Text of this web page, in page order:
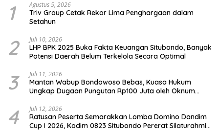
1 Agustus 5, 2026
Triv Group Cetak Rekor Lima Penghargaan dalam
Setahun
2 Juli 10, 2026
LHP BPK 2025 Buka Fakta Keuangan Situbondo, Banyak
Potensi Daerah Belum Terkelola Secara Optimal
3 Juli 11, 2026
Mantan Wabup Bondowoso Bebas, Kuasa Hukum
Ungkap Dugaan Pungutan Rp100 Juta oleh Oknum
4 Juli 12, 2026
Ratusan Peserta Semarakkan Lomba Domino Dandim
Cup I 2026, Kodim 0823 Situbondo Pererat Silaturahmi